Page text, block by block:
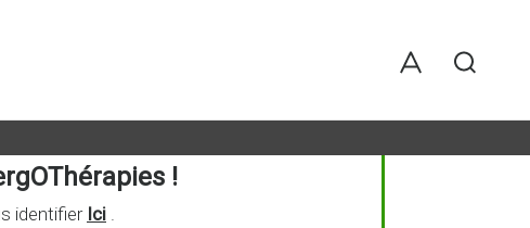
!
identifier Ici .